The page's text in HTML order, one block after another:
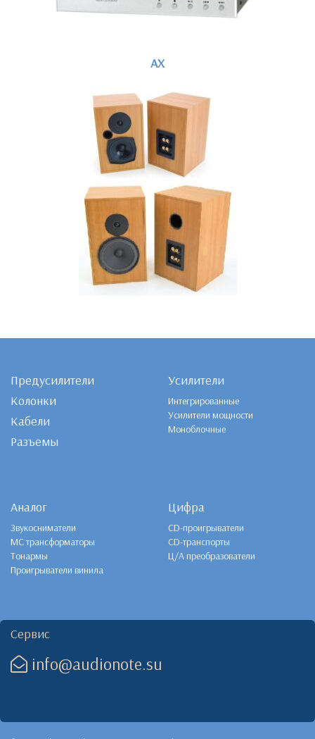
AX
Предусилители
Колонки
Кабели
Разъемы
Усилители
Интегрированные
Усилители мощности
Моноблочные
Аналог
Звукосниматели
MC трансформаторы
Тонармы
Проигрыватели винила
Цифра
CD-проигрыватели
CD-транспорты
Ц/А преобразователи
Сервис
info@audionote.su